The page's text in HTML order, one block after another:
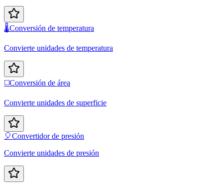
🌡️Conversión de temperatura
Convierte unidades de temperatura
◻️Conversión de área
Convierte unidades de superficie
🎈Convertidor de presión
Convierte unidades de presión